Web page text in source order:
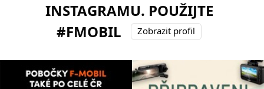
INSTAGRAMU. POUŽIJTE
#FMOBIL
Zobrazit profil